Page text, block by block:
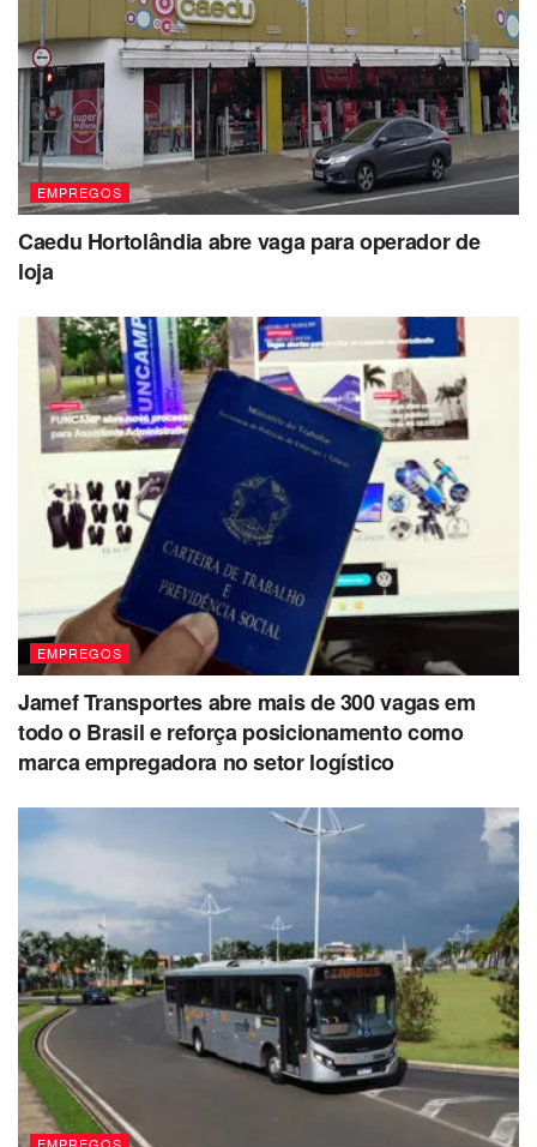
EMPREGOS
Caedu Hortolândia abre vaga para operador de
loja
EMPREGOS
Jamef Transportes abre mais de 300 vagas em
todo o Brasil e reforça posicionamento como
marca empregadora no setor logístico